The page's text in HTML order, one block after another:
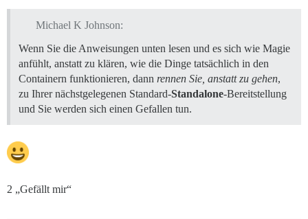
Michael K Johnson:
Wenn Sie die Anweisungen unten lesen und es sich wie Magie
anfühlt, anstatt zu klären, wie die Dinge tatsächlich in den
Containern funktionieren, dann rennen Sie, anstatt zu gehen,
zu Ihrer nächstgelegenen Standard-Standalone-Bereitstellung
und Sie werden sich einen Gefallen tun.
2 „Gefällt mir“